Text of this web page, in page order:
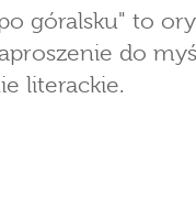
góralsku" to
do
literackie.